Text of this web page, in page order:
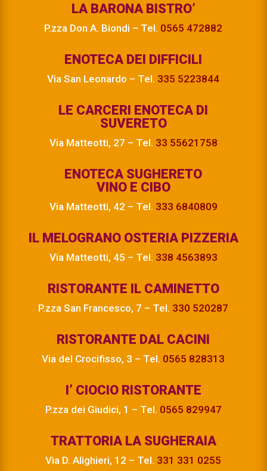
LA BARONA BISTRO’
P.zza Don A. Biondi – Tel. 0565 472882
ENOTECA DEI DIFFICILI
Via San Leonardo – Tel. 335 5223844
LE CARCERI ENOTECA DI
SUVERETO
Via Matteotti, 27 – Tel. 33 55621758
ENOTECA SUGHERETO
VINO E CIBO
Via Matteotti, 42 – Tel. 333 6840809
IL MELOGRANO OSTERIA PIZZERIA
Via Matteotti, 45 – Tel. 338 4563893
RISTORANTE IL CAMINETTO
P.zza San Francesco, 7 – Tel. 330 520287
RISTORANTE DAL CACINI
Via del Crocifisso, 3 – Tel. 0565 828313
I’ CIOCIO RISTORANTE
P.zza dei Giudici, 1 – Tel. 0565 829947
TRATTORIA LA SUGHERAIA
Via D. Alighieri, 12 – Tel. 331 331 0255